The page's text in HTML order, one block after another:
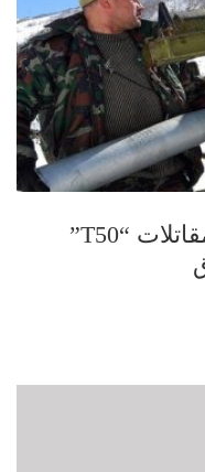
وصول الدفعة الأولى من مقاتلات “T50”